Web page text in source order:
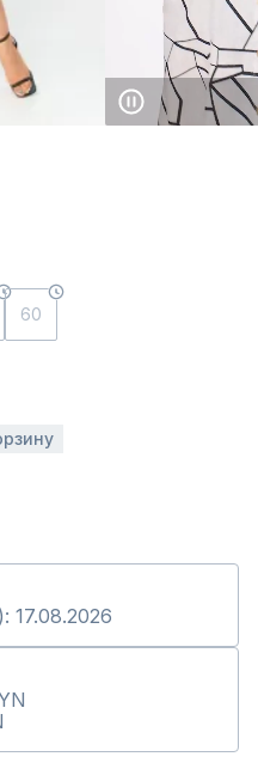
60
17.08.2026